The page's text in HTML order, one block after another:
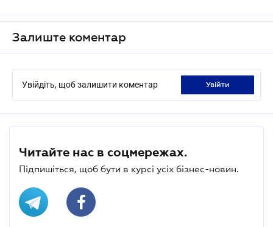
Залиште коментар
Увійдіть, щоб залишити коментар увійти
Читайте нас в соцмережах.
Підпишіться, щоб бути в курсі усіх бізнес-новин.